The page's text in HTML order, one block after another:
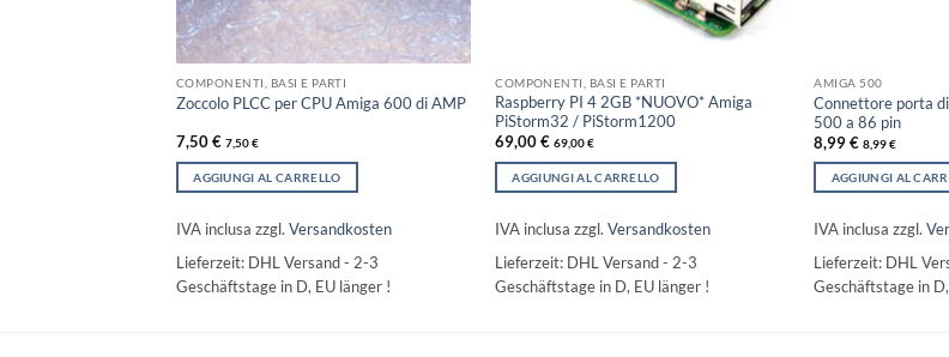
COMPONENTI, BASI E PARTI
Zoccolo PLCC per CPU Amiga 600 di AMP
7,50€ 7,50€
AGGIUNGI AL CARRELLO
IVA inclusa zzgl. Versandkosten
Lieferzeit: DHL Versand - 2-3
Geschäftstage in D, EU länger !
COMPONENTI, BASI E PARTI
Raspberry PI 4 2GB *NUOVO* Amiga
PiStorm32 / PiStorm1200
69,00€ 69,00€
AGGIUNGI AL CARRELLO
IVA inclusa zzgl.Versandkosten
Lieferzeit: DHL Versand - 2-3
Geschäftstage in D, EU länger !
AMIGA 500
Connettore porta
500 a 86 pin
8,99€ 8,99€
AGGIUNGI AL
IVA inclusa zzgl.
Lieferzeit: DHL
Geschäftstage in